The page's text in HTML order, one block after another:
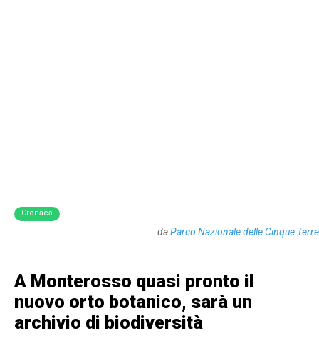
Cronaca
daParco Nazionale delle Cinque Terre
A Monterosso quasi pronto il
nuovo orto botanico, sarà un
archivio di biodiversità